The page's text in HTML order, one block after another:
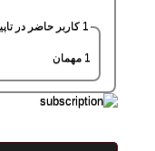
1 کاربر حاضر در تاپیک: (0 عضو, و 1 مهمان).
1 مهمان